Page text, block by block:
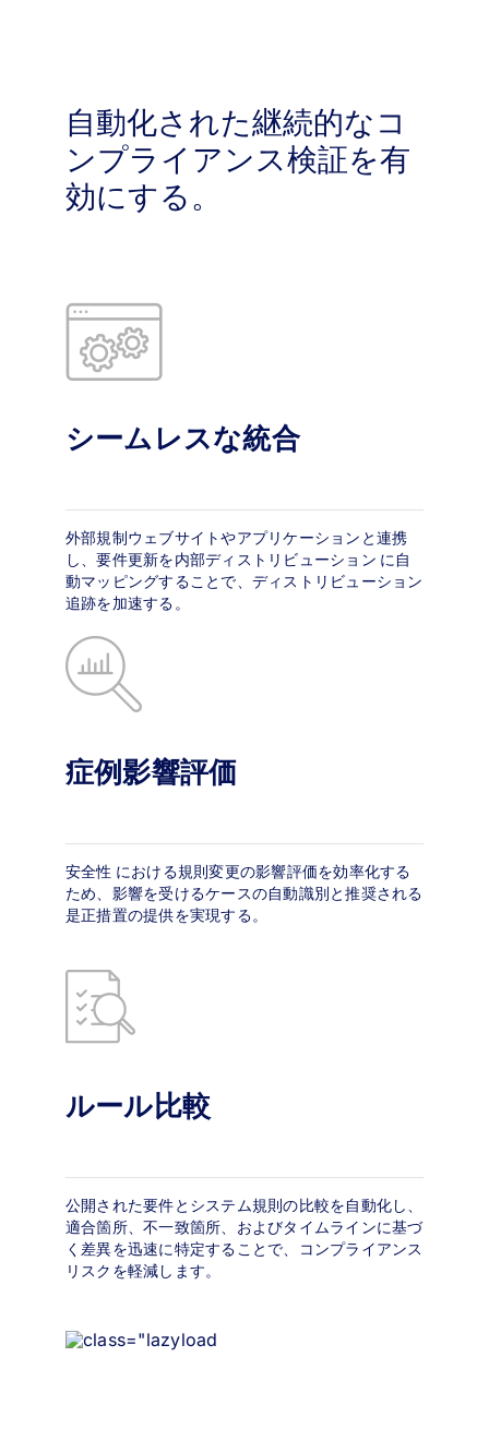
自動化された継続的なコ
ンプライアンス検証を有
効にする。
シームレスな統合
外部規制ウェブサイトやアプリケーションと連携
し、要件更新を内部ディストリビューション に自
動マッピングすることで、ディストリビューション
追跡を加速する。
症例影響評価
安全性 における規則変更の影響評価を効率化する
ため、影響を受けるケースの自動識別と推奨される
是正措置の提供を実現する。
ルール比較
公開された要件とシステム規則の比較を自動化し、
適合箇所、不一致箇所、およびタイムラインに基づ
く差異を迅速に特定することで、コンプライアンス
リスクを軽減します。